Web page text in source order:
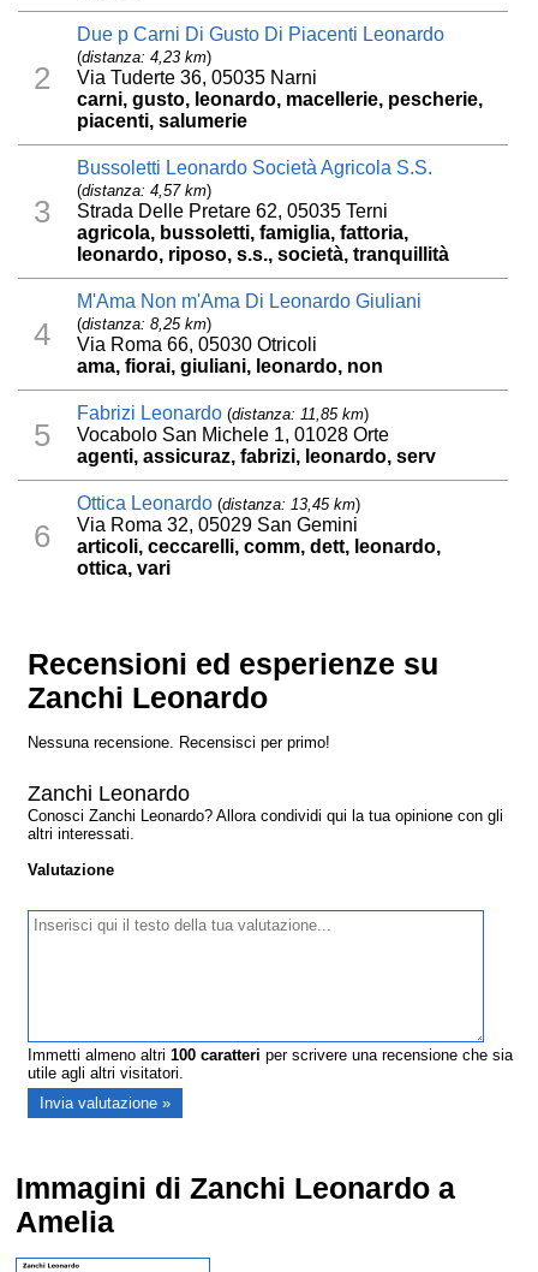
2
Due p Carni Di Gusto Di Piacenti Leonardo
(distanza: 4,23 km)
Via Tuderte 36, 05035 Narni
carni, gusto, leonardo, macellerie, pescherie,
piacenti, salumerie
3
Bussoletti Leonardo Società Agricola S.S.
(distanza: 4,57 km)
Strada Delle Pretare 62, 05035 Terni
agricola, bussoletti, famiglia, fattoria,
leonardo, riposo, s.s., società, tranquillità
4
M'Ama Non m'Ama Di Leonardo Giuliani
(distanza: 8,25 km)
Via Roma 66, 05030 Otricoli
ama, fiorai, giuliani, leonardo, non
5
Fabrizi Leonardo (distanza: 11,85 km)
Vocabolo San Michele 1, 01028 Orte
agenti, assicuraz, fabrizi, leonardo, serv
6
Ottica Leonardo (distanza: 13,45 km)
Via Roma 32, 05029 San Gemini
articoli, ceccarelli, comm, dett, leonardo,
ottica, vari
Recensioni ed esperienze su
Zanchi Leonardo
Nessuna recensione. Recensisci per primo!
Zanchi Leonardo
Conosci Zanchi Leonardo? Allora condividi qui la tua opinione con gli
altri interessati.
Valutazione
Immetti almeno altri100 caratteri per scrivere una recensione che sia
utile agli altri visitatori.
Immagini di Zanchi Leonardo a
Amelia